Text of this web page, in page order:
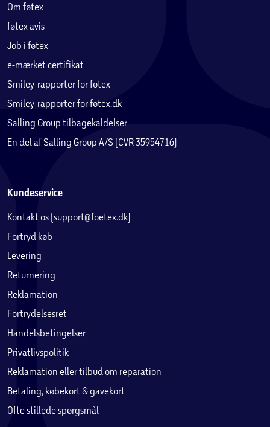
Om føtex
føtex avis
Job i føtex
e-mærket certifikat
Smiley-rapporter for føtex
Smiley-rapporter for føtex.dk
Salling Group tilbagekaldelser
En del af Salling Group A/S (CVR 35954716)
Kundeservice
Kontakt os (support@foetex.dk)
Fortryd køb
Levering
Returnering
Reklamation
Fortrydelsesret
Handelsbetingelser
Privatlivspolitik
Reklamation eller tilbud om reparation
Betaling, købekort & gavekort
Ofte stillede spørgsmål